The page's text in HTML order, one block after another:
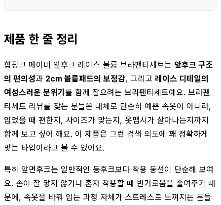
제품 한 줄 정리
힙핑크 메이비 앞후크 레이스 볼륨 브라팬티세트는 앞후크 구조
의 편의성과 2cm 볼륨패드의 보정감, 그리고 레이스 디테일의
여성스러운 분위기를 함께 잡으려는 브라팬티세트예요. 브라팬
티세트 리뷰를 찾는 분들은 대체로 단순히 예쁜 속옷이 아니라,
입었을 때 편한지, 사이즈가 맞는지, 옷맵시가 살아나는지까지
함께 보고 싶어 해요. 이 제품은 그런 검색 의도에 꽤 정확하게
맞는 타입이라고 볼 수 있어요.
특히 앞면후크는 일반적인 등후크보다 착용 동선이 단순해 보여
요. 손이 잘 닿지 않거나 혼자 착용할 때 번거로움을 줄여주기 때
문에, 속옷을 바꿔 입는 과정 자체가 스트레스로 느껴지는 분들